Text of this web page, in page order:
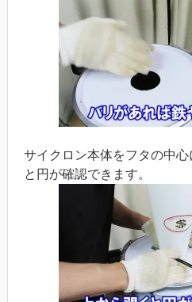
サイクロン本体をフタの中心
と円が確認できます。